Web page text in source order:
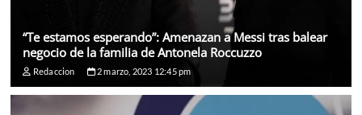
“Te estamos esperando”: Amenazan a Messi tras balear
negocio de la familia de Antonela Roccuzzo
Redaccion 2 marzo, 2023 12:45 pm